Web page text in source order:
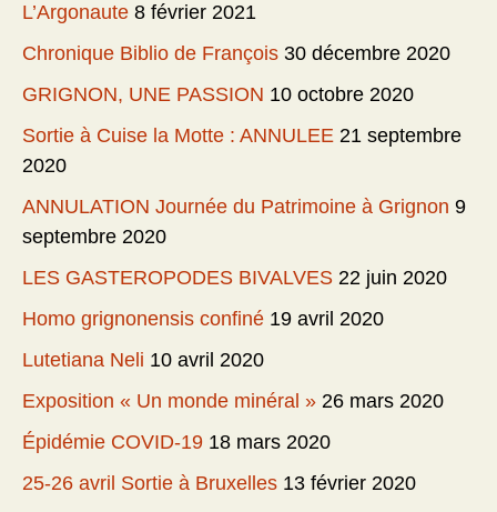
L’Argonaute 8 février 2021
Chronique Biblio de François 30 décembre 2020
GRIGNON, UNE PASSION 10 octobre 2020
Sortie à Cuise la Motte : ANNULEE 21 septembre
2020
ANNULATION Journée du Patrimoine à Grignon 9
septembre 2020
LES GASTEROPODES BIVALVES 22 juin 2020
Homo grignonensis confiné 19 avril 2020
Lutetiana Neli 10 avril 2020
Exposition « Un monde minéral » 26 mars 2020
Épidémie COVID-19 18 mars 2020
25-26 avril Sortie à Bruxelles 13 février 2020